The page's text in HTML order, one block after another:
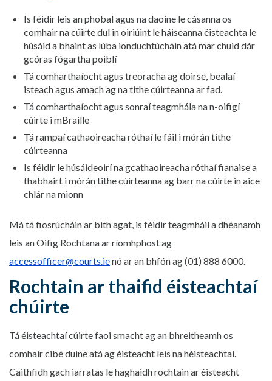
Is féidir leis an phobal agus na daoine le cásanna os
comhair na cúirte dul in oiriúint le háiseanna éisteachta le
húsáid a bhaint as lúba ionduchtúcháin atá mar chuid dár
gcóras fógartha poiblí
Tá comharthaíocht agus treoracha ag doirse, bealaí
isteach agus amach ag na tithe cúirteanna ar fad.
Tá comharthaíocht agus sonraí teagmhála na n-oifigí
cúirte i mBraille
Tá rampaí cathaoireacha róthaí le fáil i mórán tithe
cúirteanna
Is féidir le húsáideoirí na gcathaoireacha róthaí fianaise a
thabhairt i mórán tithe cúirteanna ag barr na cúirte in aice
chlár na mionn
Má tá fiosrúcháin ar bith agat, is féidir teagmháil a dhéanamh
leis an Oifig Rochtana ar ríomhphost ag
accessofficer@courts.ienó ar an bhfón ag (01) 888 6000.
Rochtain ar thaifid éisteachtaí
chúirte
Tá éisteachtaí cúirte faoi smacht ag an bhreitheamh os
comhair cibé duine atá ag éisteacht leis na héisteachtaí.
Caithfidh gach iarratas le haghaidh rochtain ar éisteacht